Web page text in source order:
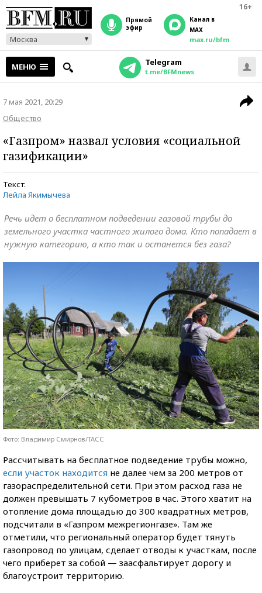
16+
Москва
прямой
эфир
Канал в
MAX
max.ru/bfm
МЕНЮ Telegram
t.me/BFMnews
7 мая 2021, 20:29
Общество
«Газпром» назвал условия «социальной
газификации»
Текст:
Лейла Якимычева
Речь идет о бесплатном подведении газовой трубы до
земельного участка частного жилого дома. Кто попадает в
нужную категорию, а кто так и останется без газа?
Фото: Владимир Смирнов/ТАСС
Рассчитывать на бесплатное подведение трубы можно,
если участок находится не далее чем за 200 метров от
газораспределительной сети. При этом расход газа не
должен превышать 7 кубометров в час. Этого хватит на
отопление дома площадью до 300 квадратных метров,
подсчитали в «Газпром межрегионгазе». Там же
отметили, что региональный оператор будет тянуть
газопровод по улицам, сделает отводы к участкам, после
чего приберет за собой — заасфальтирует дорогу и
благоустроит территорию.